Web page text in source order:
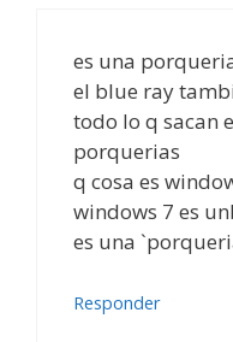
es una
el blue ray
todo lo q sacan
porquerias
q cosa es
windows 7 es
es una
Responder